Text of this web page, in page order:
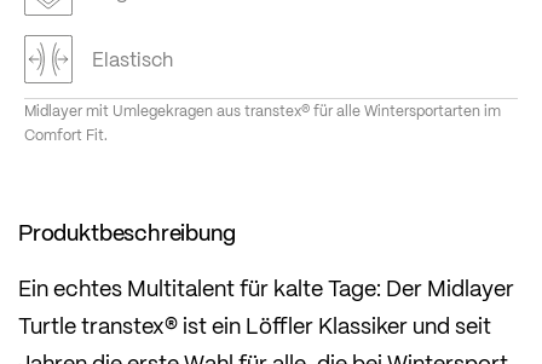
Elastisch
Midlayer mit Umlegekragen aus transtex® für alle Wintersportarten im
Comfort Fit.
Produktbeschreibung
Ein echtes Multitalent für kalte Tage: Der Midlayer
Turtle transtex® ist ein Löffler Klassiker und seit